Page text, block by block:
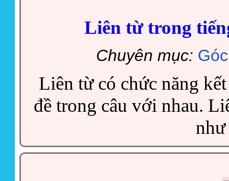
Liên từ trong
Chuyên mục:
Liên từ có chức năng
đề trong câu với nhau.
như